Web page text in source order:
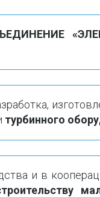
турбинного
и в